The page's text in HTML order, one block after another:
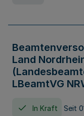
Land
LBeamtVG
In Kraft Seit